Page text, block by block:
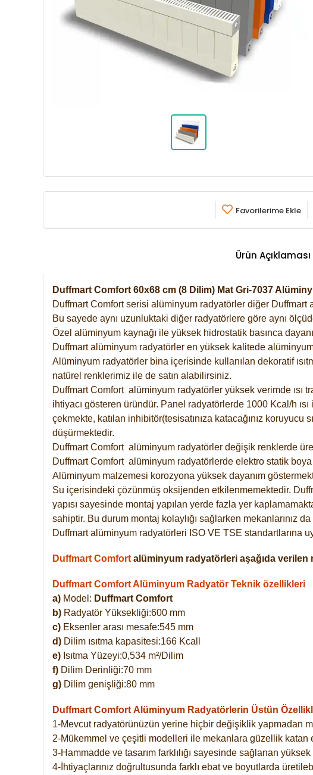
Favorilerime Ekle
Ürün Açıklaması
Duffmart Comfort 60x68 cm (8 Dilim) Mat Gri-7037
Duffmart Comfort serisi alüminyum radyatörler diğer
Bu sayede aynı uzunluktaki diğer radyatörlere göre aynı
Özel alüminyum kaynağı ile yüksek hidrostatik basınca
Duffmart alüminyum radyatörler en yüksek kalitede
Alüminyum radyatörler bina içerisinde kullanılan dekoratif
natürel renklerimiz ile de satın alabilirsiniz.
Duffmart Comfort alüminyum radyatörler yüksek verimde ısı
ihtiyacı gösteren üründür. Panel radyatörlerde 1000 Kcal/h
çekmekte, katılan inhibitör(tesisatınıza katacağınız
düşürmektedir.
Duffmart Comfort alüminyum radyatörler değişik renklerde
DuffmartComfort alüminyum radyatörlerde elektro statik
Alüminyum malzemesi korozyona yüksek dayanım
Su içerisindeki çözünmüş oksijenden etkilenmemektedir.
yapısı sayesinde montaj yapılan yerde fazla yer
sahiptir. Bu durum montaj kolaylığı sağlarken mekanlarınız
Duffmart alüminyum radyatörleri ISO VE TSE standartlarına
Duffmart Comfort alüminyum radyatörleri aşağıda
Duffmart Comfort Alüminyum Radyatör Teknik özellikleri
a) Model: Duffmart Comfort
b) Radyatör Yüksekliği:600 mm
c) Eksenler arası mesafe:545 mm
d) Dilim ısıtma kapasitesi:166 Kcall
e) Isıtma Yüzeyi:0,534 m²/Dilim
f) Dilim Derinliği:70 mm
g) Dilim genişliği:80 mm
Duffmart Comfort Alüminyum Radyatörlerin Üstün
1-Mevcut radyatörünüzün yerine hiçbir değişiklik yapmadan
2-Mükemmel ve çeşitli modelleri ile mekanlara güzellik katan
3-Hammadde ve tasarım farklılığı sayesinde sağlanan yüksek
4-İhtiyaçlarınız doğrultusunda farklı ebat ve boyutlarda